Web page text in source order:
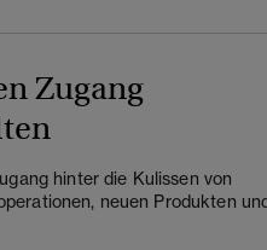
Zugang
hinter die Kulissen von
neuen Produkten